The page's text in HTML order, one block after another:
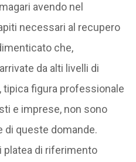
avendo nel
necessari al recupero
che,
da alti livelli di
figura professionale
e imprese, non sono
di queste domande.
platea di riferimento